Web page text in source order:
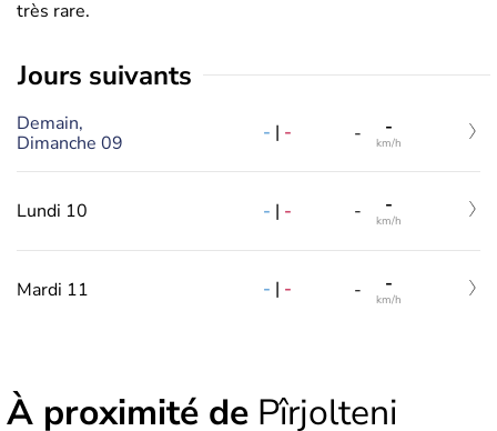
très rare.
jours suivants
Demain,
Dimanche 09
- | - - -
km/h
Lundi 10 - | - - -
km/h
Mardi 11 - | - - -
km/h
À proximité de Pîrjolteni